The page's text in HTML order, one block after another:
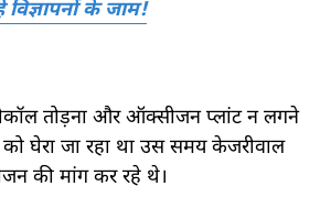
के जाम!
तोड़ना और ऑक्सीजन प्लांट न लगने
घेरा जा रहा था उस समय केजरीवाल
की मांग कर रहे थे।